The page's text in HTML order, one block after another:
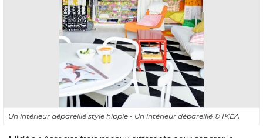
Un intérieur dépareillé style hippie - Un intérieur dépareillé © IKEA